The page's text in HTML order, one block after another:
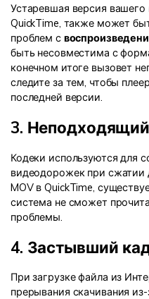
Устаревшая версия вашего
QuickTime, также может
проблем с
быть несовместима с
конечном итоге вызовет
следите за тем, чтобы
последней версии.
3.
Кодеки используются для
видеодорожек при сжатии
MOV в QuickTime,
система не сможет
проблемы.
4. Застывший
При загрузке файла из
прерывания скачивания